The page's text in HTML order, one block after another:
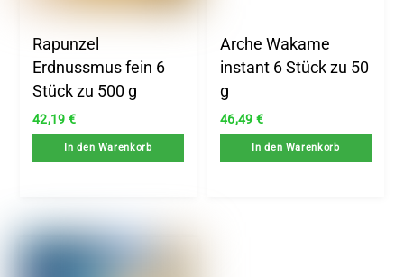
Rapunzel
Erdnussmus fein 6
Stück zu 500 g
42,19 €
In den Warenkorb
Arche Wakame
instant 6 Stück zu 50
g
46,49 €
In den Warenkorb